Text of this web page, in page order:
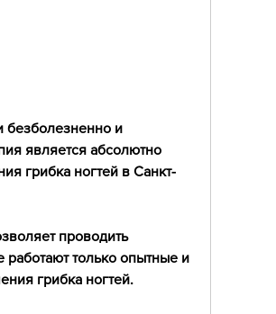
является абсолютно
грибка ногтей в Санкт-
проводить
работают только опытные и
грибка ногтей.